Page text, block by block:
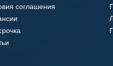
соглашения